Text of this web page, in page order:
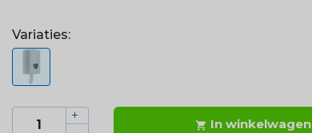
Variaties:
 In winkelwagen